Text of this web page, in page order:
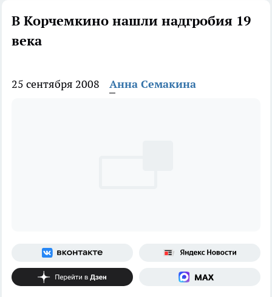
В Корчемкино нашли надгробия 19
века
25 сентября 2008 Анна Семакина